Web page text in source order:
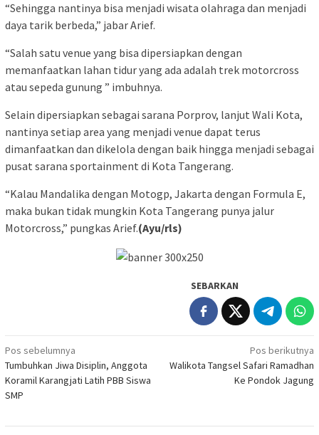
“Sehingga nantinya bisa menjadi wisata olahraga dan menjadi
daya tarik berbeda,” jabar Arief.
“Salah satu venue yang bisa dipersiapkan dengan
memanfaatkan lahan tidur yang ada adalah trek motorcross
atau sepeda gunung ” imbuhnya.
Selain dipersiapkan sebagai sarana Porprov, lanjut Wali Kota,
nantinya setiap area yang menjadi venue dapat terus
dimanfaatkan dan dikelola dengan baik hingga menjadi sebagai
pusat sarana sportainment di Kota Tangerang.
“Kalau Mandalika dengan Motogp, Jakarta dengan Formula E,
maka bukan tidak mungkin Kota Tangerang punya jalur
Motorcross,” pungkas Arief.(Ayu/rls)
SEBARKAN
Navigasi
pos
Pos sebelumnya
Tumbuhkan Jiwa Disiplin, Anggota
Koramil Karangjati Latih PBB Siswa
SMP
Pos berikutnya
Walikota Tangsel Safari Ramadhan
Ke Pondok Jagung